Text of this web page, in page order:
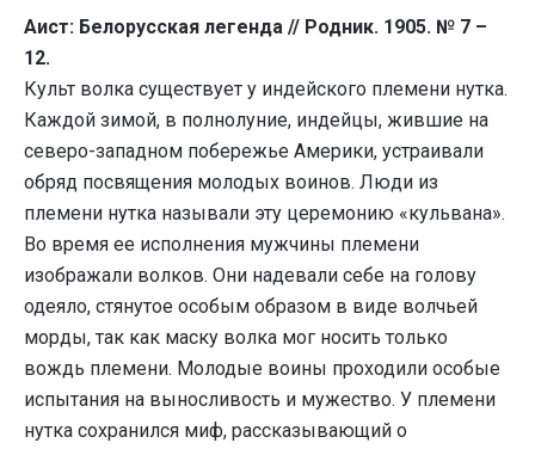
Аист: Белорусская легенда // Родник. 1905. № 7 –
12.
Культ волка существует у индейского племени нутка.
Каждой зимой, в полнолуние, индейцы, жившие на
северо-западном побережье Америки, устраивали
обряд посвящения молодых воинов. Люди из
племени нутка называли эту церемонию «кульвана».
Во время ее исполнения мужчины племени
изображали волков. Они надевали себе на голову
одеяло, стянутое особым образом в виде волчьей
морды, так как маску волка мог носить только
вождь племени. Молодые воины проходили особые
испытания на выносливость и мужество. У племени
нутка сохранился миф, рассказывающий о